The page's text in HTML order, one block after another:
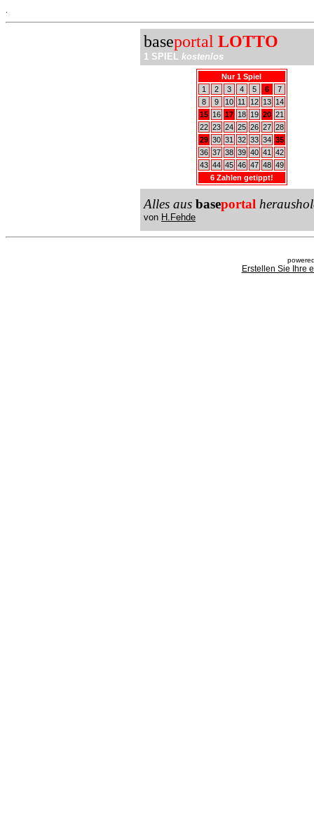
baseportal LOTTO
1 SPIEL kostenlos
Nur 1 Spiel
1
2 3 4 5 6
7
8
9 10 11 12 13
14
15
16 17 18 19 20 21
22 23 24 25 26 27 28
29 30 31 32 33 34 35
36 37 38 39 40 41
42
43 44 45 46 47 48 49
6 Zahlen getippt!
Alles aus baseportal
von H.Fehde
Erstellen Sie Ihre